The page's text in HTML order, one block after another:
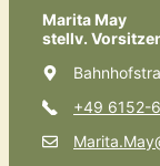
Marita May
stellv.
+49 6152-